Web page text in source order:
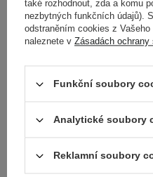
také rozhodnout, zda a komu
nezbytných funkčních údajů).
odstraněním cookies z
naleznete v Zásadách ochrany
Funkční soubory
Analytické soubory
Reklamní soubory